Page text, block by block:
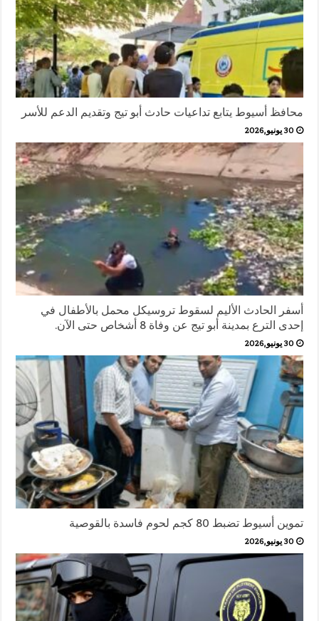
محافظ أسيوط يتابع تداعيات حادث أبو تيج وتقديم الدعم للأسر
30 يونيو,2026
أسفر الحادث الأليم لسقوط تروسيكل محمل بالأطفال في
إحدى الترع بمدينة أبو تيج عن وفاة 8 أشخاص حتى الآن.
30 يونيو,2026
تموين أسيوط تضبط 80 كجم لحوم فاسدة بالقوصية
30 يونيو,2026